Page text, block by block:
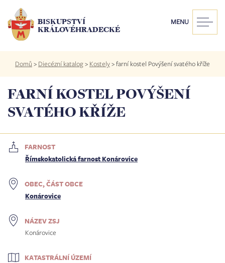
hlavnímu
obsahu
BISKUPSTVÍ
KRÁLOVÉHRADECKÉ
MENU
Drobečková
navigace
Domů > Diecézní katalog> Kostely>farní kostel Povýšení svatého kříže
FARNÍ KOSTEL POVÝŠENÍ
SVATÉHO KŘÍŽE
FARNOST
Římskokatolická farnost Konárovice
OBEC, ČÁST OBCE
Konárovice
NÁZEV ZSJ
Konárovice
KATASTRÁLNÍ ÚZEMÍ